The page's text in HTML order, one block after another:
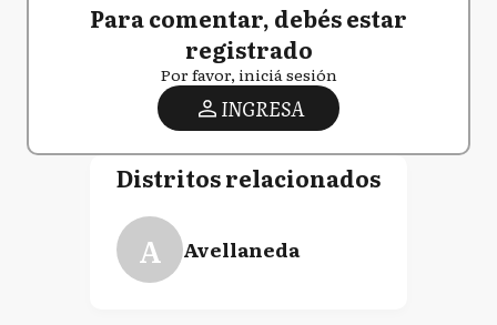
Para comentar, debés estar
registrado
Por favor, iniciá sesión
INGRESA
Distritos relacionados
A Avellaneda